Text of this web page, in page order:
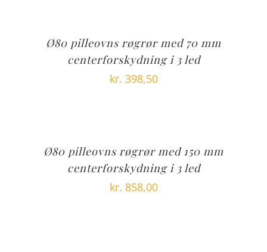
Ø80 pilleovns røgrør med 70 mm
centerforskydning i 3 led
kr. 398,50
Ø80 pilleovns røgrør med 150 mm
centerforskydning i 3 led
kr. 858,00